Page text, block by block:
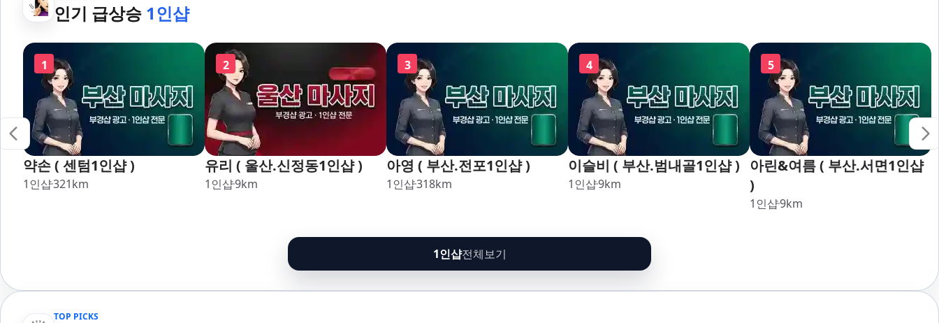
장,강서,신호,서구,암남
연,문현,부전,개금,가야,주례,
괘법,학장,강서,신호,서구,암
남
인기 급상승 1인샵
1
약손 ( 센텀1인샵 )
1인샵321km
2
유리 ( 울산.신정동1인샵 )
1인샵9km
3
아영 ( 부산.전포1인샵 )
1인샵318km
4
이슬비 ( 부산.범내골1인샵 )
1인샵9km
5
아린&여름 ( 부산.서면1인샵
)
1인샵9km
1인샵전체보기
TOP PICKS